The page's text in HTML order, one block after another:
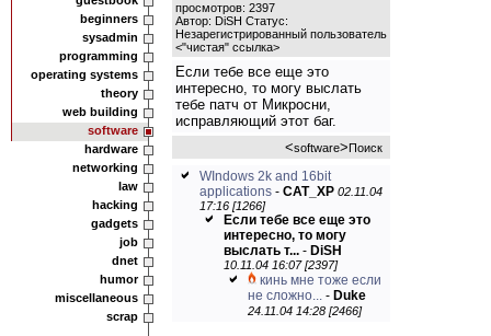
beginners
sysadmin
programming
operating systems
theory
web building
software
hardware
networking
law
hacking
gadgets
job
dnet
humor
miscellaneous
scrap
просмотров: 2397
Автор: DiSH Статус:
Незарегистрированный пользователь
<"чистая" ссылка>
Если тебе все еще это
интересно, то могу выслать
тебе патч от Микросни,
исправляющий этот баг.
<software>Поиск
WIndows 2k and 16bit
applications - CAT_XP 02.11.04
17:16 [1266]
Если тебе все еще это
интересно, то могу
выслать т... - DiSH
10.11.04 16:07 [2397]
кинь мне тоже если
не сложно... - Duke
24.11.04 14:28 [2466]